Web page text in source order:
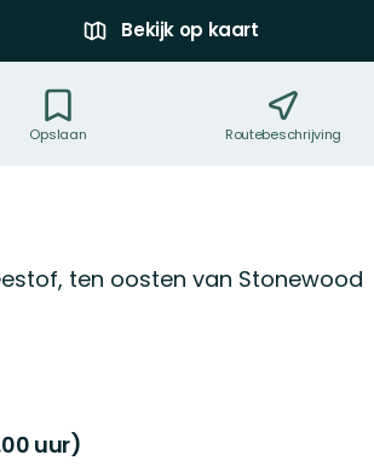
Bekijk op kaart
Opslaan Routebeschrijving
ten oosten van Stonewood
uur)